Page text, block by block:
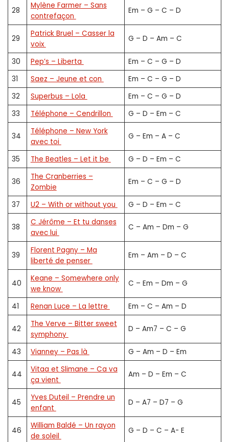
28
Mylène Farmer – Sans
contrefaçon
Em – G – C – D
29
Patrick Bruel – Casser la
voix
G – D – Am – C
30 Pep’s – Liberta
Em – C – G – D
31
Saez – Jeune et con
Em – C – G – D
32
Superbus – Lola
Em – C – G – D
33
Téléphone – Cendrillon G – D – Em – C
34
Téléphone – New York
avec toi
G – Em – A – C
35 The Beatles – Let it be G – D – Em – C
36
The Cranberries –
Zombie
Em – C – G – D
37 U2 – With or without you G – D – Em – C
38
C Jérôme – Et tu danses
avec lui
C – Am – Dm – G
39
Florent Pagny – Ma
liberté de penser
Em – Am – D – C
40
Keane – Somewhere only
we know
C – Em – Dm – G
41 Renan Luce – La lettre Em – C – Am – D
42
The Verve – Bitter sweet
symphony
D – Am7 – C – G
43 Vianney – Pas là G – Am – D – Em
44
Vitaa et Slimane – Ca va
ça vient
Am – D – Em – C
45
Yves Duteil – Prendre un
enfant
D – A7 – D7 – G
46
William Baldé – Un rayon
de soleil
G – D – C – A- E